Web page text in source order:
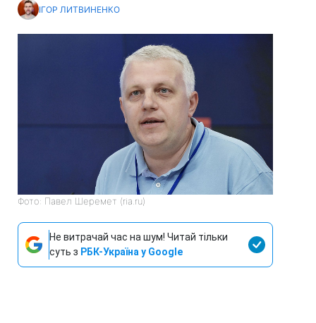
ІГОР ЛИТВИНЕНКО
Фото: Павел Шеремет (ria.ru)
Не витрачай час на шум! Читай тільки
суть з РБК-Україна у Google